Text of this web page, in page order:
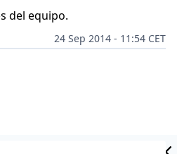
del equipo.
24 Sep 2014 - 11:54 CET